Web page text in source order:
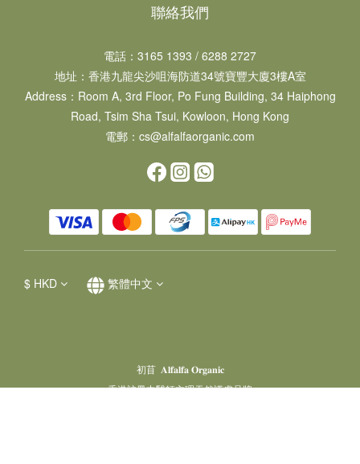
聯絡我們
電話：3165 1393 / 6288 2727
地址：​香港九龍尖沙咀海防道34號寶豐大廈3樓A室
Address：Room A, 3rd Floor, Po Fung Building, 34 Haiphong
Road, Tsim Sha Tsui, Kowloon, Hong Kong
電郵：cs@alfalfaorganic.com
$ HKD 繁體中文
初苜 𝐀𝐥𝐟𝐚𝐥𝐟𝐚 𝐎𝐫𝐠𝐚𝐧𝐢𝐜
香港註冊中醫師主理天然護膚品牌